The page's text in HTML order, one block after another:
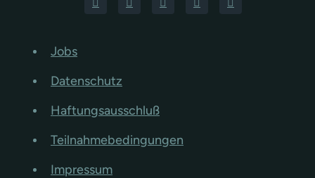
Jobs
Datenschutz
Haftungsausschluß
Teilnahmebedingungen
Impressum